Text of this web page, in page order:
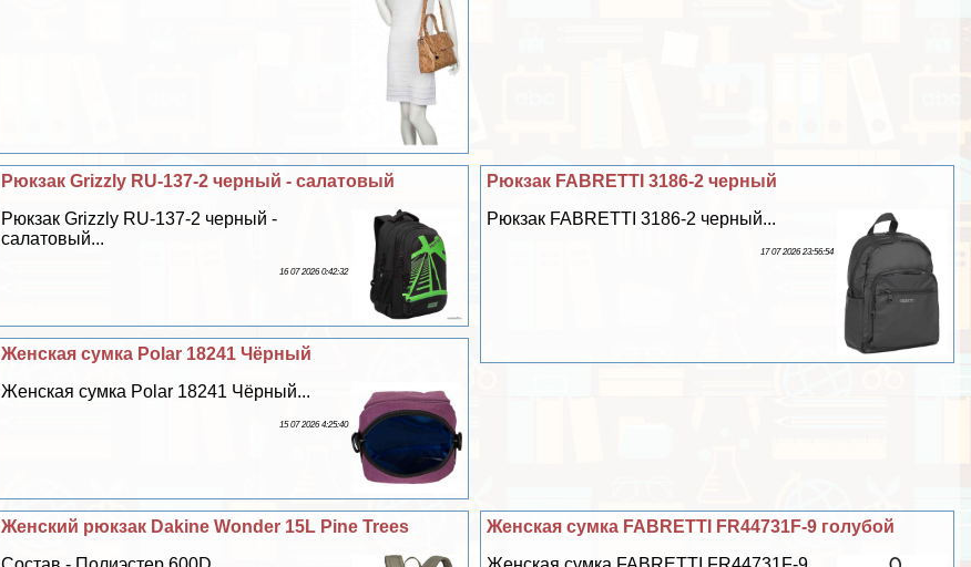
Рюкзак FABRETTI 3186-2 черный
Рюкзак FABRETTI 3186-2 черный...
17 07 2026 23:56:54
Рюкзак Grizzly RU-137-2 черный - салатовый
Рюкзак Grizzly RU-137-2 черный -
салатовый...
16 07 2026 0:42:32
Женская сумка Polar 18241 Чёрный
Женская сумка Polar 18241 Чёрный...
15 07 2026 4:25:40
Женская сумка FABRETTI FR44731F-9 гoлyбой
Женский рюкзак Dakine Wonder 15L Pine Trees